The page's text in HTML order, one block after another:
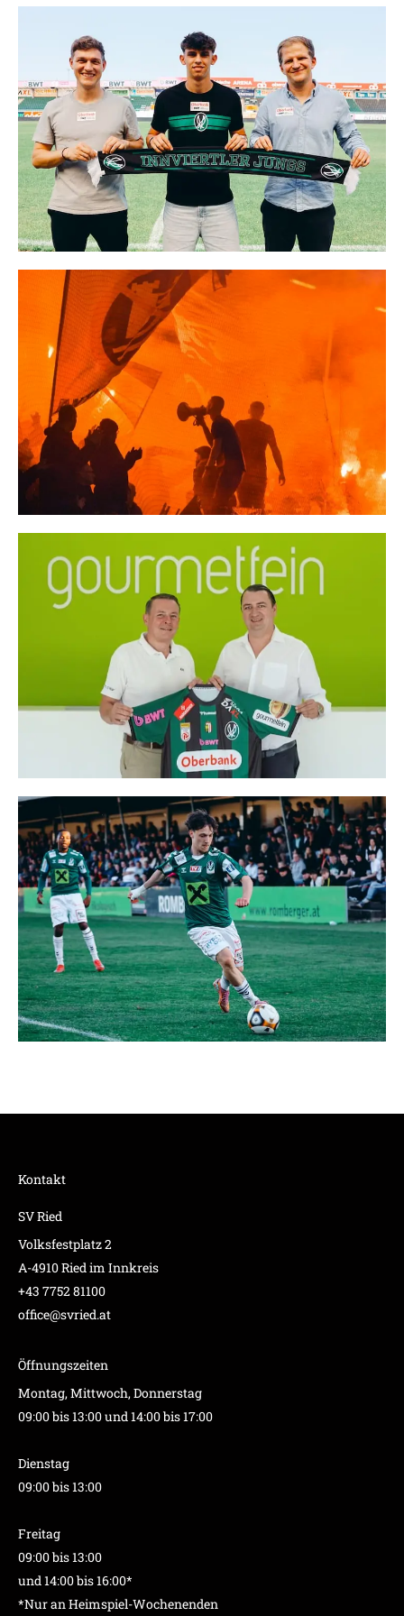
Kontakt
SV Ried
Volksfestplatz 2
A-4910 Ried im Innkreis
+43 7752 81100
office@svried.at
Öffnungszeiten
Montag, Mittwoch, Donnerstag
09:00 bis 13:00 und 14:00 bis 17:00
Dienstag
09:00 bis 13:00
Freitag
09:00 bis 13:00
und 14:00 bis 16:00*
*Nur an Heimspiel-Wochenenden